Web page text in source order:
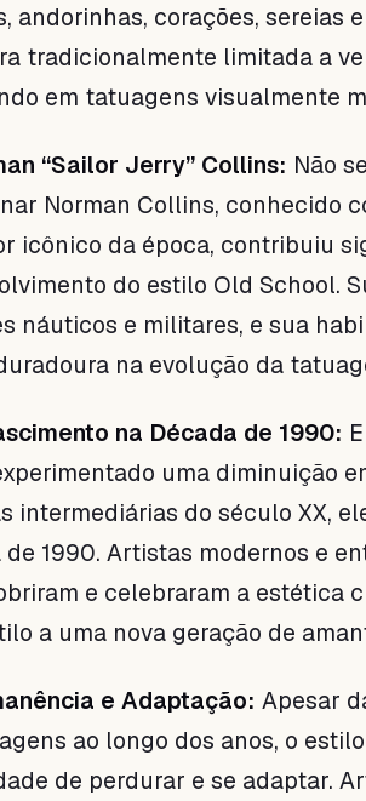
andorinhas, corações, sereias
tradicionalmente limitada a
em tatuagens visualmente
“Sailor Jerry” Collins: Não
Norman Collins, conhecido
icônico da época, contribuiu
do estilo Old School.
náuticos e militares, e sua
na evolução da
na Década de 1990:
uma diminuição
intermediárias do século XX,
de 1990. Artistas modernos e
e celebraram a estética
a uma nova geração de
e Adaptação: Apesar
ao longo dos anos, o
de perdurar e se adaptar.